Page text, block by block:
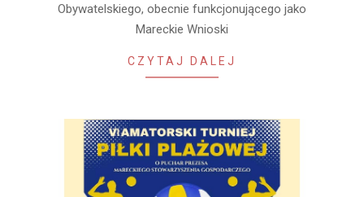
Obywatelskiego, obecnie funkcjonującego jako
Mareckie Wnioski
CZYTAJ DALEJ